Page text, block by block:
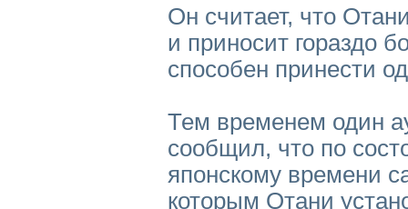
Он считает, что
и приносит гораздо
способен принести
Тем временем один
сообщил, что по
японскому времени
которым Отани